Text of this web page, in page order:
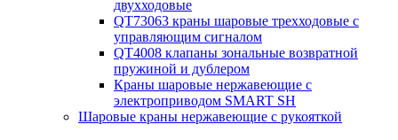
двухходовые
QT73063 краны шаровые трехходовые с
управляющим сигналом
QT4008 клапаны зональные возвратной
пружиной и дублером
Краны шаровые нержавеющие с
электроприводом SMART SH
Шаровые краны нержавеющие с рукояткой